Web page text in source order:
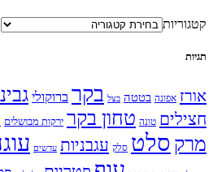
קטגוריות
תגיות
אורז אפונה בטטה בצל בקר ברוקולי
חצילים טונה טחון בקר ירקות מבושלים
מרק סלט סלק עגבניות עדשים